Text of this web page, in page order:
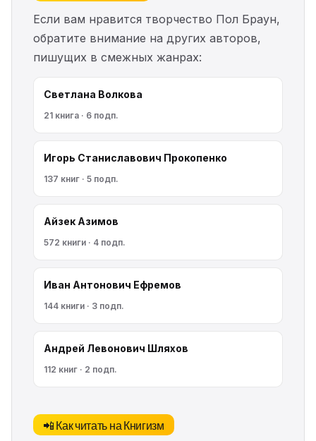
Если вам нравится творчество Пол Браун,
обратите внимание на других авторов,
пишущих в смежных жанрах:
Светлана Волкова
21 книга · 6 подп.
Игорь Станиславович Прокопенко
137 книг · 5 подп.
Айзек Азимов
572 книги · 4 подп.
Иван Антонович Ефремов
144 книги · 3 подп.
Андрей Левонович Шляхов
112 книг · 2 подп.
📲 Как читать на Книгизм